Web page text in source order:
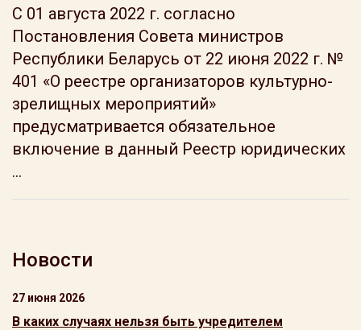
С 01 августа 2022 г. согласно
Постановления Совета министров
Республики Беларусь от 22 июня 2022 г. №
401 «О реестре организаторов культурно-
зрелищных мероприятий»
предусматривается обязательное
включение в данный Реестр юридических
...
Новости
27 июня 2026
В каких случаях нельзя быть учредителем